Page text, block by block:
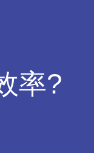
率?